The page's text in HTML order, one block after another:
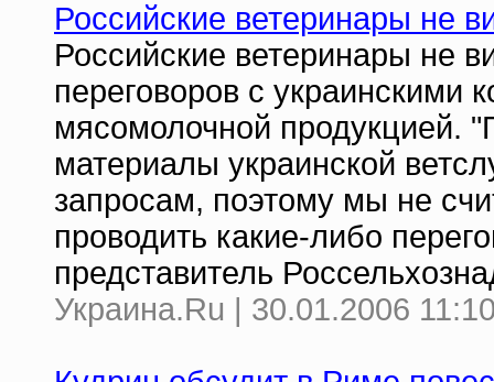
Российские ветеринары не
Российские ветеринары не
переговоров с украинскими
мясомолочной продукцией.
материалы украинской
запросам, поэтому мы не
проводить какие-либо
представитель
Украина.Ru | 30.01.2006